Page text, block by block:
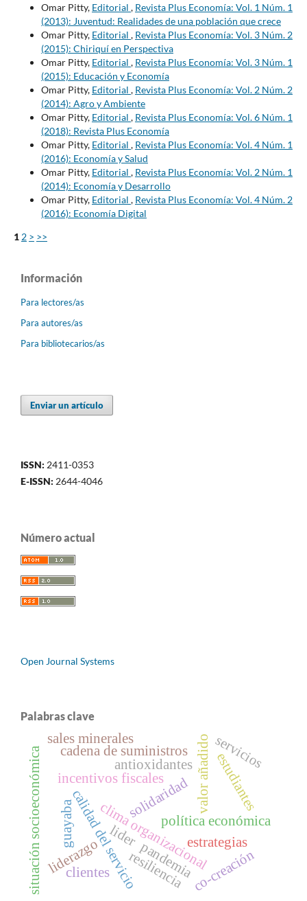
Omar Pitty, Editorial , Revista Plus Economía: Vol. 1 Núm. 1
(2013): Juventud: Realidades de una población que crece
Omar Pitty, Editorial , Revista Plus Economía: Vol. 3 Núm. 2
(2015): Chiriquí en Perspectiva
Omar Pitty, Editorial , Revista Plus Economía: Vol. 3 Núm. 1
(2015): Educación y Economía
Omar Pitty, Editorial , Revista Plus Economía: Vol. 2 Núm. 2
(2014): Agro y Ambiente
Omar Pitty, Editorial , Revista Plus Economía: Vol. 6 Núm. 1
(2018): Revista Plus Economía
Omar Pitty, Editorial , Revista Plus Economía: Vol. 4 Núm. 1
(2016): Economía y Salud
Omar Pitty, Editorial , Revista Plus Economía: Vol. 2 Núm. 1
(2014): Economía y Desarrollo
Omar Pitty, Editorial , Revista Plus Economía: Vol. 4 Núm. 2
(2016): Economía Digital
1 2 > >>
Información
Para lectores/as
Para autores/as
Para bibliotecarios/as
Enviar un artículo
ISSN: 2411-0353
E-ISSN: 2644-4046
Número actual
Open Journal Systems
Palabras clave
solidaridad
política económica
clima organizacional
calidad del servicio estrategias
incentivos fiscales estudiantes
valor añadido
lider
liderazgo pandemia
antioxidantes
cadena de suministros
resiliencia
guayaba
sales minerales
situación socioeconómica co-creación
clientes
servicios